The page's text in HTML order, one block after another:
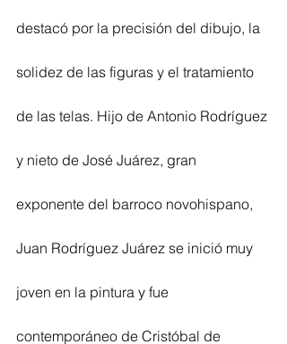
destacó por la precisión del dibujo, la
solidez de las figuras y el tratamiento
de las telas. Hijo de Antonio Rodríguez
y nieto de José Juárez, gran
exponente del barroco novohispano,
Juan Rodríguez Juárez se inició muy
joven en la pintura y fue
contemporáneo de Cristóbal de